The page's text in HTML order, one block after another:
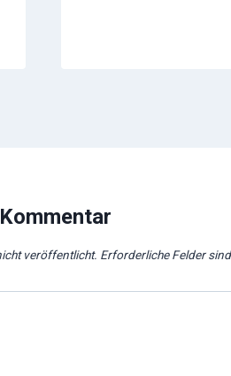
veröffentlicht. Erforderliche Felder